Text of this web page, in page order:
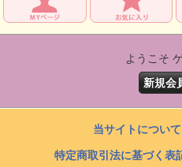
ようこそ
新規会
当サイトについて
特定商取引法に基づく表